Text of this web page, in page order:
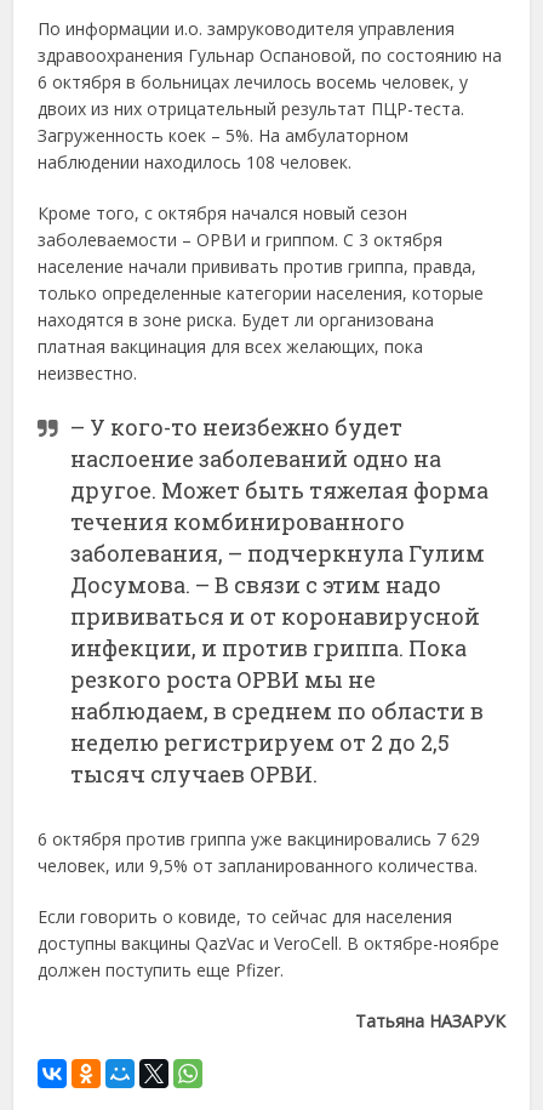
По информации и.о. замруководителя управления
здравоохранения Гульнар Оспановой, по состоянию на
6 октября в больницах лечилось восемь человек, у
двоих из них отрицательный результат ПЦР-теста.
Загруженность коек – 5%. На амбулаторном
наблюдении находилось 108 человек.
Кроме того, с октября начался новый сезон
заболеваемости – ОРВИ и гриппом. С 3 октября
население начали прививать против гриппа, правда,
только определенные категории населения, которые
находятся в зоне риска. Будет ли организована
платная вакцинация для всех желающих, пока
неизвестно.
– У кого-то неизбежно будет
наслоение заболеваний одно на
другое. Может быть тяжелая форма
течения комбинированного
заболевания, – подчеркнула Гулим
Досумова. – В связи с этим надо
прививаться и от коронавирусной
инфекции, и против гриппа. Пока
резкого роста ОРВИ мы не
наблюдаем, в среднем по области в
неделю регистрируем от 2 до 2,5
тысяч случаев ОРВИ.
6 октября против гриппа уже вакцинировались 7 629
человек, или 9,5% от запланированного количества.
Если говорить о ковиде, то сейчас для населения
доступны вакцины QazVac и VeroCell. В октябре-ноябре
должен поступить еще Pfizer.
Татьяна НАЗАРУК